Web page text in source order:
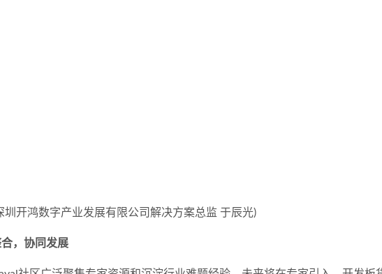
圳开鸿数字产业发展有限公司解决方案总监 于辰光)
，协同发展